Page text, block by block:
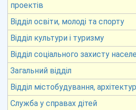
проектів
Відділ освіти, молоді та спорту
Відділ культури і туризму
Відділ соціального захисту
Загальний відділ
Відділ містобудування,
Служба у справах дітей